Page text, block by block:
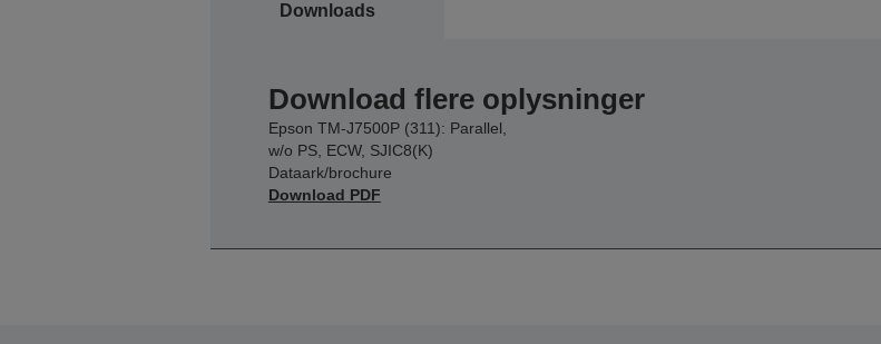
Downloads
Download flere oplysninger
Epson TM-J7500P (311): Parallel,
w/o PS, ECW, SJIC8(K)
Dataark/brochure
Download PDF